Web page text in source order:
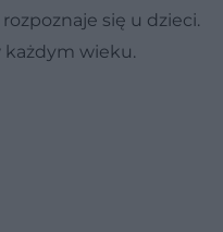
się u dzieci.
każdym wieku.